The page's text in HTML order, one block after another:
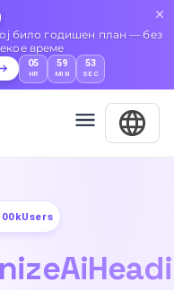
било годишен план — без
време
05
HR
59
MIN
52
SEC